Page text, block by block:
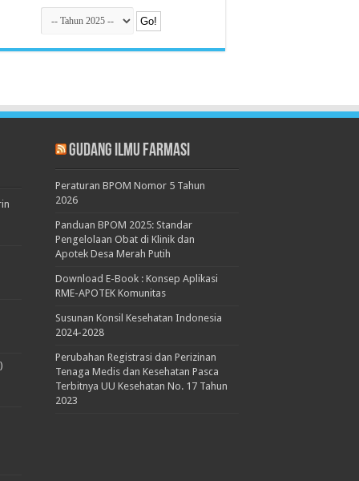
Gudang Ilmu Farmasi
Peraturan BPOM Nomor 5 Tahun
2026
Panduan BPOM 2025: Standar
Pengelolaan Obat di Klinik dan
Apotek Desa Merah Putih
Download E-Book : Konsep Aplikasi
RME-APOTEK Komunitas
Susunan Konsil Kesehatan Indonesia
2024-2028
Perubahan Registrasi dan Perizinan
Tenaga Medis dan Kesehatan Pasca
Terbitnya UU Kesehatan No. 17 Tahun
2023